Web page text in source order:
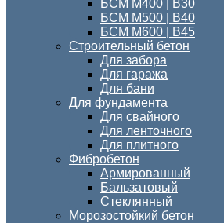
БСМ М400 | B30
БСМ М500 | В40
БСМ М600 | В45
Строительный бетон
Для забора
Для гаража
Для бани
Для фундамента
Для свайного
Для ленточного
Для плитного
Фибробетон
Армированный
Бальзатовый
Стеклянный
Морозостойкий бетон